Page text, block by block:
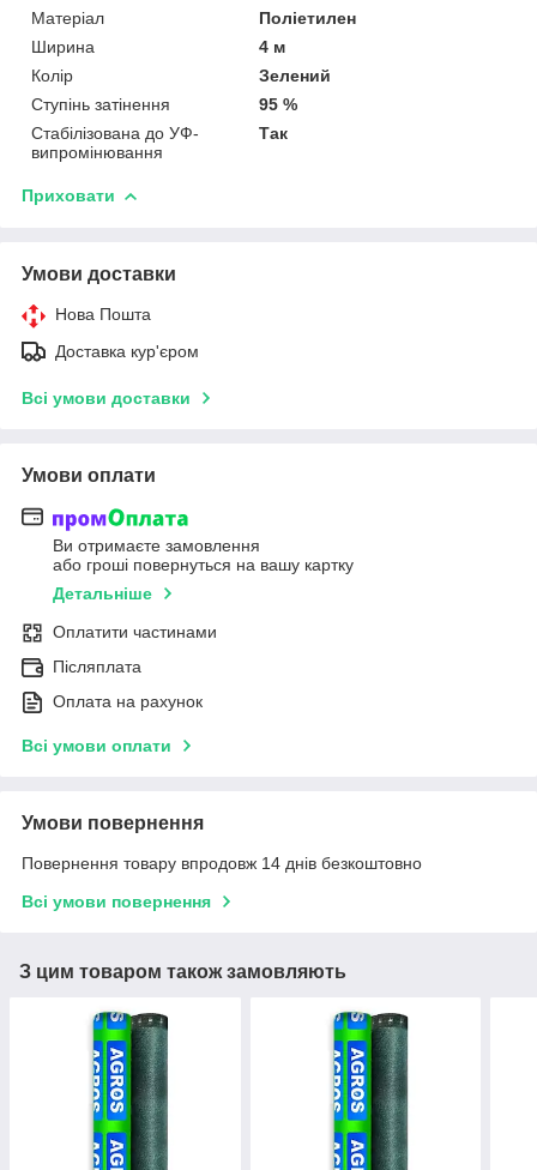
Матеріал
Поліетилен
Ширина
4 м
Колір
Зелений
Ступінь затінення
95 %
Стабілізована до УФ-
випромінювання
Так
Приховати
Умови доставки
Нова Пошта
Доставка кур'єром
Всі умови доставки
Умови оплати
Ви отримаєте замовлення
або гроші повернуться на вашу картку
Детальніше
Оплатити частинами
Післяплата
Оплата на рахунок
Всі умови оплати
Умови повернення
Повернення товару впродовж 14 днів безкоштовно
Всі умови повернення
З цим товаром також замовляють